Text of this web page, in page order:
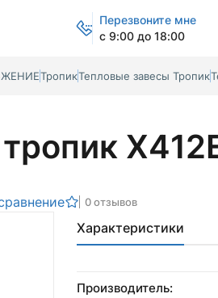
Перезвоните мне
с 9:00 до 18:00
ТропикТепловые завесы Тропик
0 отзывов
Характеристики
Производитель: